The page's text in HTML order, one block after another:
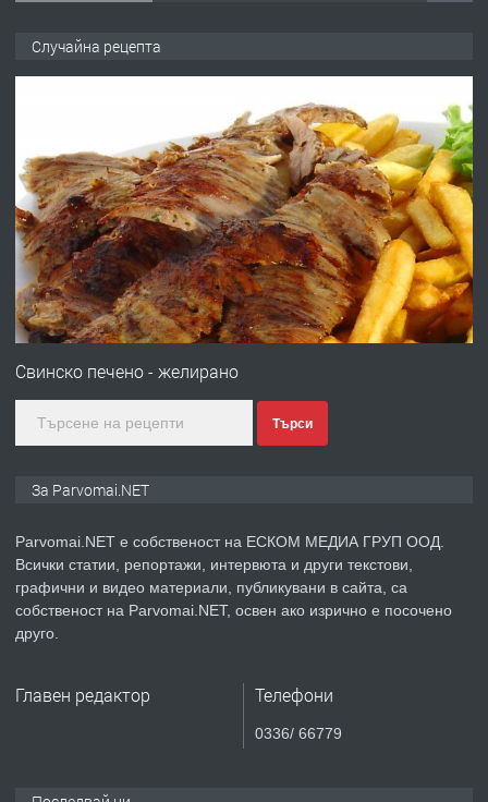
преди 1 година
ПРЕДЛАГА Работа за общи работници
преди 1 година
ПРЕДЛАГА
Първи поход "По стъпките на Ангел
преди 1 година
ПРЕДЛАГА Уроци по Математика
Случайна рецепта
Свинско печено - желирано
Търси
За Parvomai.NET
Parvomai.NET е собственост на ЕСКОМ МЕДИА ГРУП ООД.
Всички статии, репортажи, интервюта и други текстови,
графични и видео материали, публикувани в сайта, са
собственост на Parvomai.NET, освен ако изрично е посочено
друго.
Главен редактор Телефони
0336/ 66779